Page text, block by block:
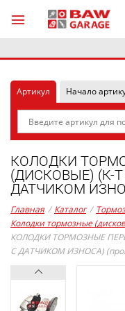
Артикул Начало
КОЛОДКИ
(ДИСКОВЫЕ) (К-
ДАТЧИКОМ
Главная / Каталог /
Колодки тормозные
КОЛОДКИ ТОРМОЗНЫЕ
С ДАТЧИКОМ ИЗНОСА)